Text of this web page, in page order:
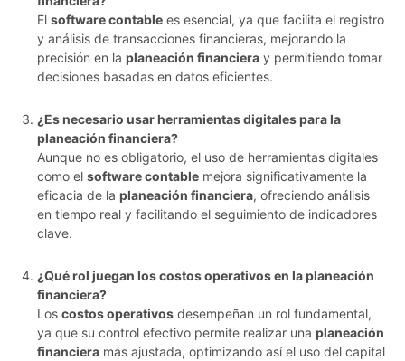
El software contable es esencial, ya que facilita el registro
y análisis de transacciones financieras, mejorando la
precisión en la planeación financiera y permitiendo tomar
decisiones basadas en datos eficientes.
¿Es necesario usar herramientas digitales para la
planeación financiera?
Aunque no es obligatorio, el uso de herramientas digitales
como el software contable mejora significativamente la
eficacia de la planeación financiera, ofreciendo análisis
en tiempo real y facilitando el seguimiento de indicadores
clave.
¿Qué rol juegan los costos operativos en la planeación
financiera?
Los costos operativos desempeñan un rol fundamental,
ya que su control efectivo permite realizar una planeación
financiera más ajustada, optimizando así el uso del capital